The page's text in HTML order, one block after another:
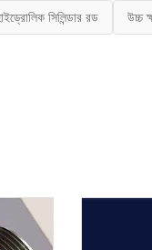
সিলিন্ডার রড উচ্চ